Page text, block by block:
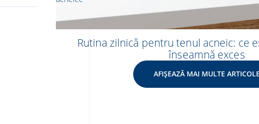
Rutina zilnică pentru tenul acneic: ce
înseamnă exces
AFIȘEAZĂ MAI MULTE ARTICOLE